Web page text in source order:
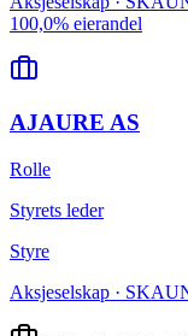
100,0% eierandel
AJAURE AS
Rolle
Styrets leder
Styre
Aksjeselskap ·